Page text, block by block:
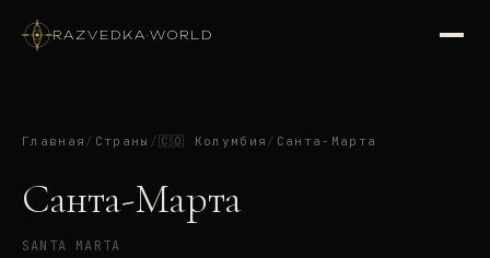
RAZVEDKA·WORLD
Главная / Страны /🇨🇴 Колумбия / Санта-Марта
Санта-Марта
SANTA MARTA